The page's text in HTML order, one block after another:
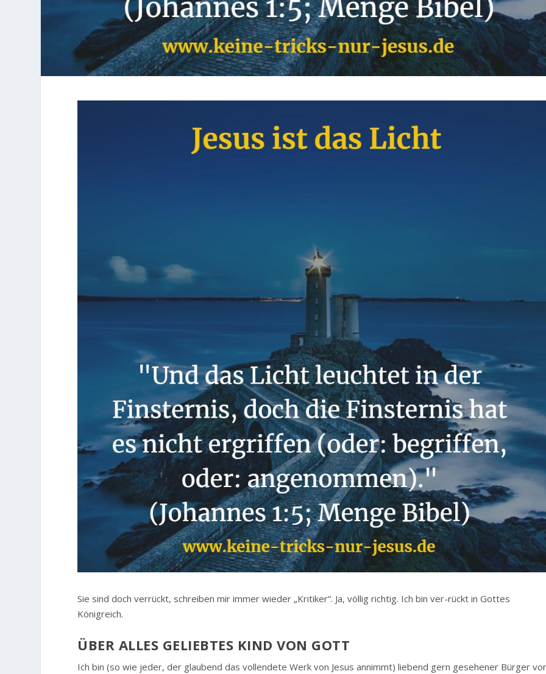
Sie sind doch verrückt, schreiben mir immer wieder „Kritiker“. Ja, völlig richtig. Ich bin ver-rückt in Gottes
Königreich.
ÜBER ALLES GELIEBTES KIND VON GOTT
Ich bin (so wie jeder, der glaubend das vollendete Werk von Jesus annimmt) liebend gern gesehener Bürger